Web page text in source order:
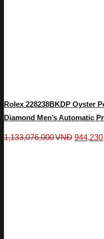
Rolex 228238BKDP Oyster
Diamond Men’s Automatic
1,133,076,000VNĐ